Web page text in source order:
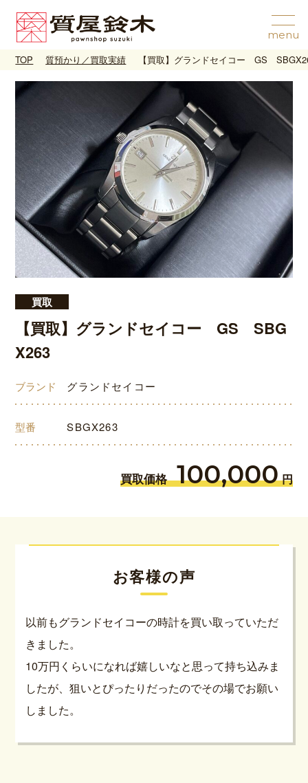
TOP 質預かり／買取実績 【買取】グランドセイコー GS
買取
【買取】グランドセイコー GS SBG
X263
ブランド グランドセイコー
型番 SBGX263
買取価格 100,000 円
お客様の声
以前もグランドセイコーの時計を買い取っていただ
きました。
10万円くらいになれば嬉しいなと思って持ち込みま
したが、狙いとぴったりだったのでその場でお願い
しました。